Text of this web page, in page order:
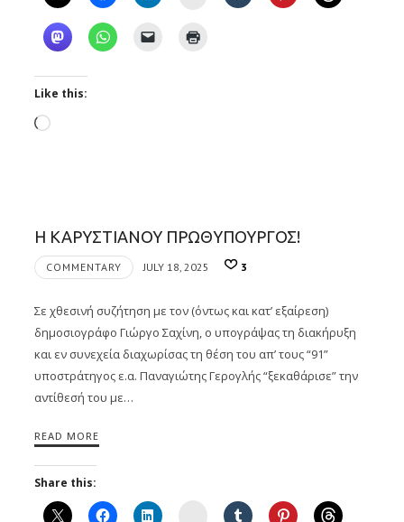
Like this:
Loading…
Η ΚΑΡΥΣΤΙΑΝΟΥ ΠΡΩΘΥΠΟΥΡΓΟΣ!
COMMENTARY JULY 18, 2025 3
Σε χθεσινή συζήτηση με τον (όντως και κατ’ εξαίρεση)
δημοσιογράφο Γιώργο Σαχίνη, ο υπογράψας τη διακήρυξη
και εν συνεχεία διαχωρίσας τη θέση του απ’ τους “91”
υποστράτηγος ε.α. Παναγιώτης Γερογλής “ξεκαθάρισε” την
αντίθεσή του με…
READ MORE
Share this:
Instagram